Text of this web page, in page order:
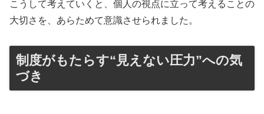
こうして考えていくと、個人の視点に立って考えることの
大切さを、あらためて意識させられました。
制度がもたらす“見えない圧力”への気
づき